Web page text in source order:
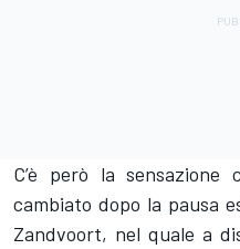
C’è però la
cambiato dopo la pausa
Zandvoort, nel quale a